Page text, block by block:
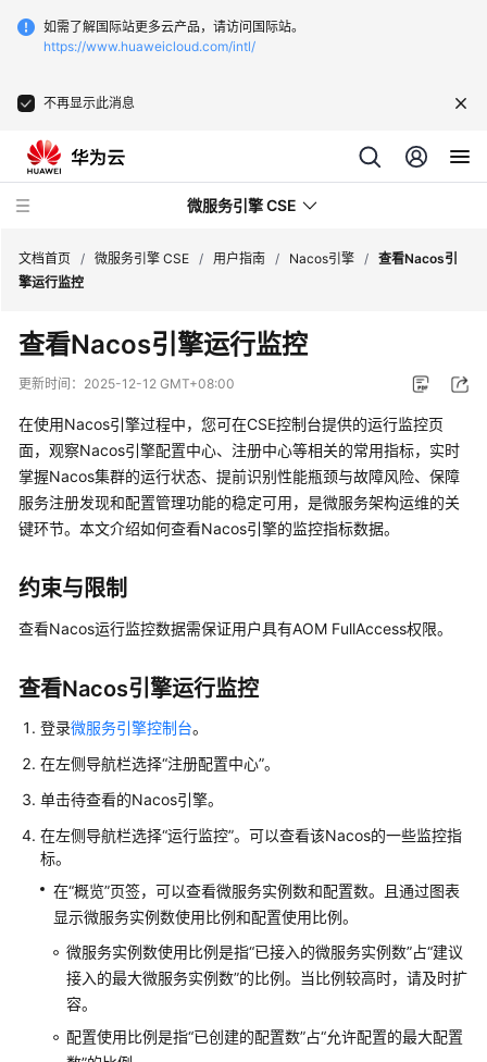
如需了解国际站更多云产品，请访问国际站。
https://www.huaweicloud.com/intl/
不再显示此消息
微服务引擎 CSE
最
新
动
服
务
公
告
品
介
绍
计
费
说
明
速
入
门
户
文档首页 / 微服务引擎 CSE / 用户指南 / Nacos引擎 / 查看Nacos引
擎运行监控
查看Nacos引擎运行监控
更新时间： 2025-12-12 GMT+08:00
在使用Nacos引擎过程中，您可在CSE控制台提供的运行监控页
面，观察Nacos引擎配置中心、注册中心等相关的常用指标，实时
掌握Nacos集群的运行状态、提前识别性能瓶颈与故障风险、保障
服务注册发现和配置管理功能的稳定可用，是微服务架构运维的关
键环节。 本文介绍如何查看Nacos引擎的监控指标数据。
约束与限制
查看Nacos运行监控数据需保证用户具有AOM FullAccess权限。
查看Nacos引擎运行监控
登录微服务引擎控制台。
在左侧导航栏选择“注册配置中心”。
单击待查看的Nacos引擎。
在左侧导航栏选择“运行监控”。可以查看该Nacos的一些监控指
标。
在“概览”页签，可以查看微服务实例数和配置数。且通过图表
显示微服务实例数使用比例和配置使用比例。
微服务实例数使用比例是指“已接入的微服务实例数”占“建议
接入的最大微服务实例数”的比例。当比例较高时，请及时扩
容。
配置使用比例是指“已创建的配置数”占“允许配置的最大配置